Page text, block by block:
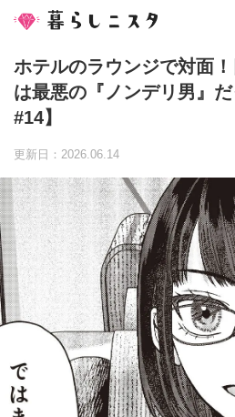
ホテルのラウンジで対面
は最悪の『ノンデリ男』
#14】
更新日：2026.06.14